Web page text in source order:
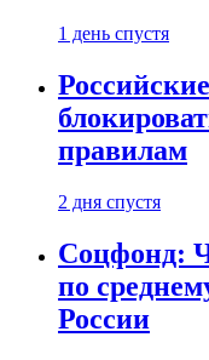
1 день спустя
правилам
2 дня спустя
Соцфонд:
по
России